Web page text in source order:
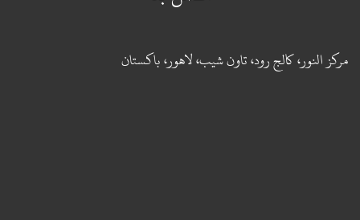
مركز النور، كالج رود، تاون شيب، لاهور، باكستان